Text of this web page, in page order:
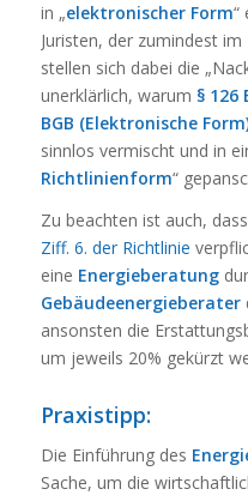
in „elektronischer Form“
Juristen, der zumindest
stellen sich dabei die
unerklärlich, warum § 126
BGB (Elektronische
sinnlos vermischt und in
Richtlinienform“
Zu beachten ist auch,
Ziff. 6. der Richtlinie
eine Energieberatung
Gebäudeenergieberater
ansonsten die
um jeweils 20% gekürzt
Praxistipp:
Die Einführung des
Sache, um die